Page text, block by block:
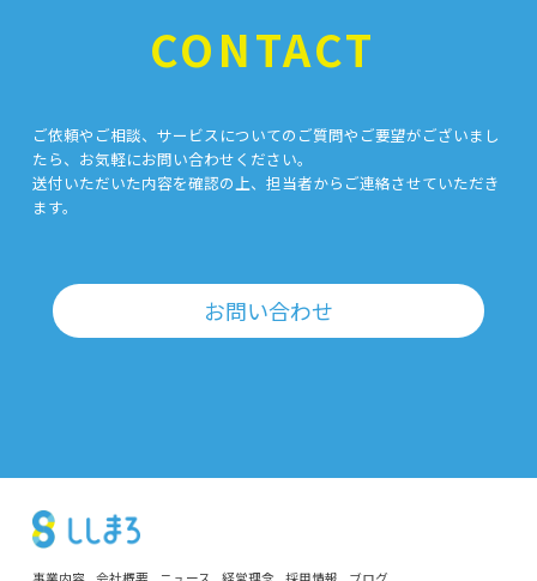
CONTACT
ご依頼やご相談、サービスについてのご質問やご要望がございまし
たら、お気軽にお問い合わせください。
送付いただいた内容を確認の上、担当者からご連絡させていただき
ます。
お問い合わせ